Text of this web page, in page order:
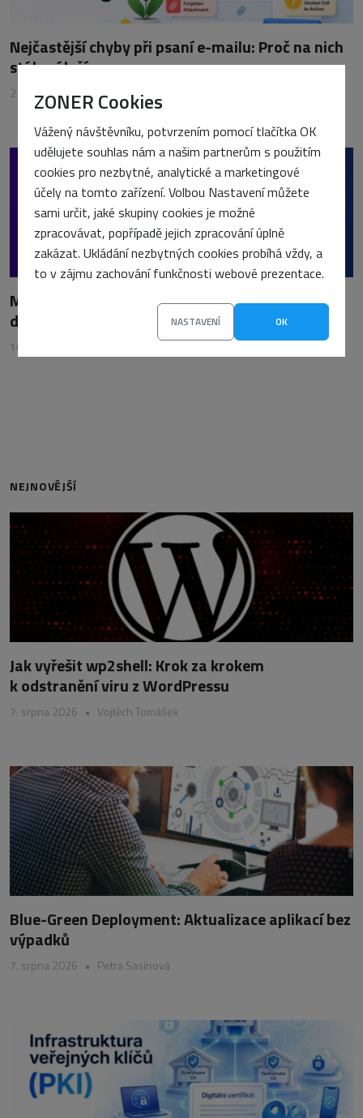
ZONER Cookies
Vážený návštěvníku, potvrzením pomocí tlačítka OK
udělujete souhlas nám a našim partnerům s použitím
cookies pro nezbytné, analytické a marketingové
účely na tomto zařízení. Volbou Nastavení můžete
sami určit, jaké skupiny cookies je možné
zpracovávat, popřípadě jejich zpracování úplně
zakázat. Ukládání nezbytných cookies probíhá vždy, a
to v zájmu zachování funkčnosti webové prezentace.
NASTAVENÍ OK
Nejčastější chyby při psaní e-mailu: Proč na nich
stále záleží
21. května 2026 • Petra Sasínová
Malé jazykové modely na vlastním serveru: Kdy
dávají smysl a jak je nasadit
16. ledna 2026
NEJNOVĚJŠÍ
Jak vyřešit wp2shell: Krok za krokem
k odstranění viru z WordPressu
7. srpna 2026 • Vojtěch Tomášek
Blue-Green Deployment: Aktualizace aplikací bez
výpadků
7. srpna 2026 • Petra Sasínová